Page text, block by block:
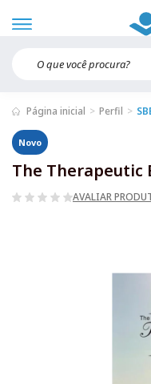
Página inicial Perfil
Novo
The Therapeutic
AVALIAR